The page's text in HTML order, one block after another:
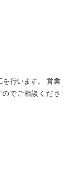
行います。
営業
のでご相談くださ